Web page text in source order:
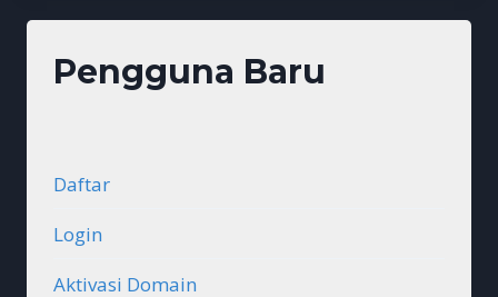
Pengguna Baru
Daftar
Login
Aktivasi Domain